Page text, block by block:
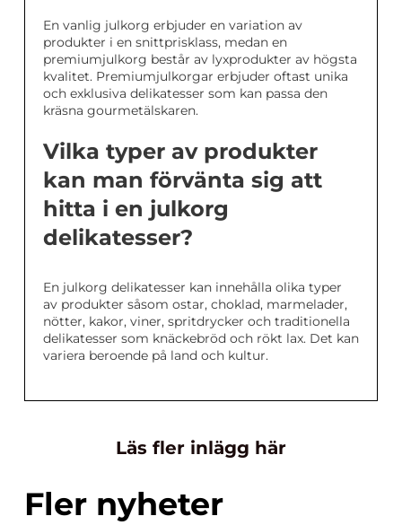
En vanlig julkorg erbjuder en variation av
produkter i en snittprisklass, medan en
premiumjulkorg består av lyxprodukter av högsta
kvalitet. Premiumjulkorgar erbjuder oftast unika
och exklusiva delikatesser som kan passa den
kräsna gourmetälskaren.
Vilka typer av produkter
kan man förvänta sig att
hitta i en julkorg
delikatesser?
En julkorg delikatesser kan innehålla olika typer
av produkter såsom ostar, choklad, marmelader,
nötter, kakor, viner, spritdrycker och traditionella
delikatesser som knäckebröd och rökt lax. Det kan
variera beroende på land och kultur.
Läs fler inlägg här
Fler nyheter